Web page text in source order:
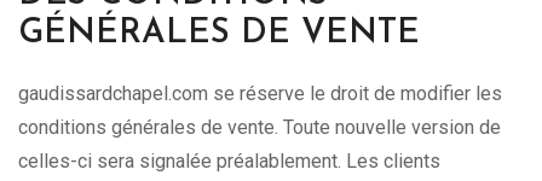
GÉNÉRALES DE VENTE
gaudissardchapel.com se réserve le droit de modifier les
conditions générales de vente. Toute nouvelle version de
celles-ci sera signalée préalablement. Les clients